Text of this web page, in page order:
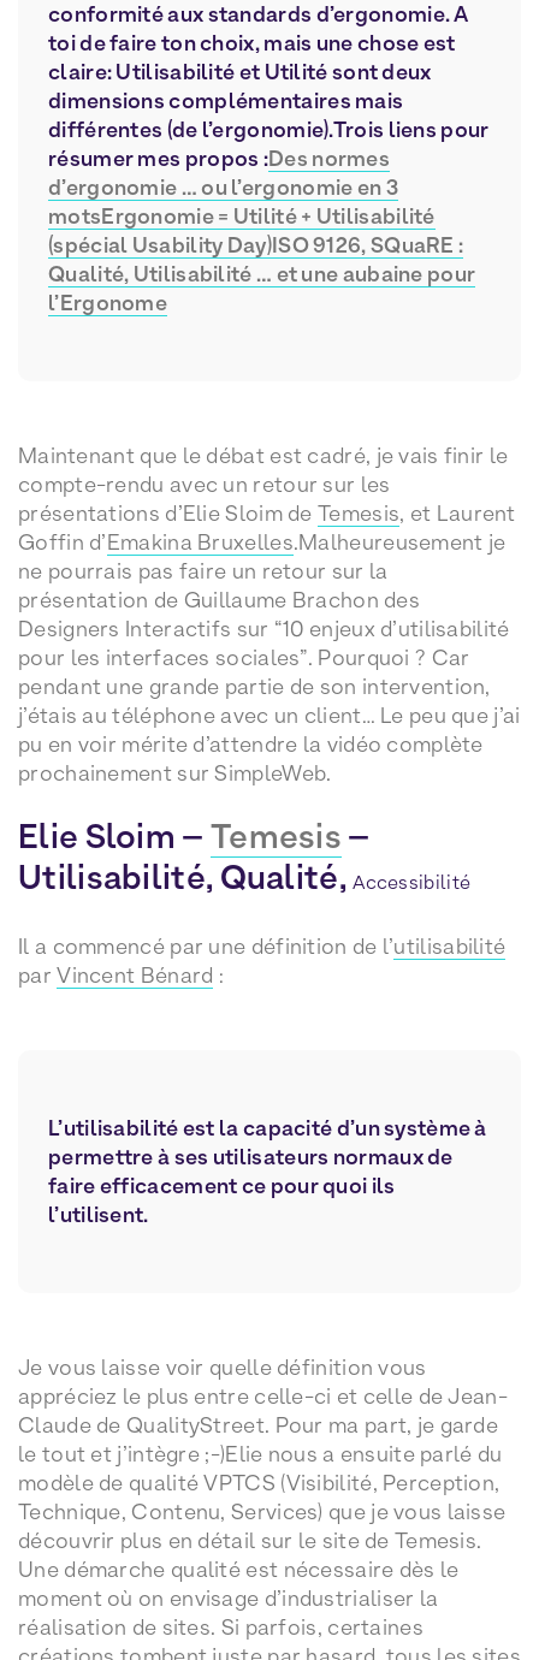
conformité aux standards d’ergonomie. A
toi de faire ton choix, mais une chose est
claire: Utilisabilité et Utilité sont deux
dimensions complémentaires mais
différentes (de l’ergonomie).Trois liens pour
résumer mes propos :Des normes
d’ergonomie … ou l’ergonomie en 3
motsErgonomie = Utilité + Utilisabilité
(spécial Usability Day)ISO 9126, SQuaRE :
Qualité, Utilisabilité … et une aubaine pour
l’Ergonome
Maintenant que le débat est cadré, je vais finir le
compte-rendu avec un retour sur les
présentations d’Elie Sloim deTemesis, et Laurent
Goffin d’Emakina Bruxelles.Malheureusement je
ne pourrais pas faire un retour sur la
présentation de Guillaume Brachon des
Designers Interactifs sur “10 enjeux d’utilisabilité
pour les interfaces sociales”. Pourquoi ? Car
pendant une grande partie de son intervention,
j’étais au téléphone avec un client… Le peu que j’ai
pu en voir mérite d’attendre la vidéo complète
prochainement sur SimpleWeb.
Elie Sloim – Temesis –
Utilisabilité, Qualité,Accessibilité
Il a commencé par une définition de l’utilisabilité
parVincent Bénard :
L’utilisabilité est la capacité d’un système à
permettre à ses utilisateurs normaux de
faire efficacement ce pour quoi ils
l’utilisent.
Je vous laisse voir quelle définition vous
appréciez le plus entre celle-ci et celle de Jean-
Claude de QualityStreet. Pour ma part, je garde
le tout et j’intègre ;-)Elie nous a ensuite parlé du
modèle de qualité VPTCS (Visibilité, Perception,
Technique, Contenu, Services) que je vous laisse
découvrir plus en détail sur le site de Temesis.
Une démarche qualité est nécessaire dès le
moment où on envisage d’industrialiser la
réalisation de sites. Si parfois, certaines